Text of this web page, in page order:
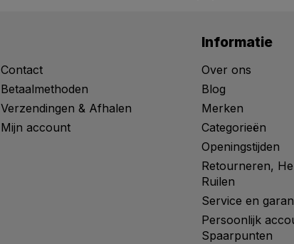
Contact
Betaalmethoden
Verzendingen & Afhalen
Mijn account
Informatie
Over ons
Blog
Merken
Categorieën
Openingstijden
Retourneren,
Ruilen
Service en
Persoonlijk
Spaarpunten